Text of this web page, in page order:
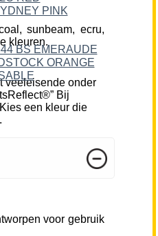
sunbeam, ecru,
kleuren.
veeleisende onder
Bij
een kleur die
voor gebruik